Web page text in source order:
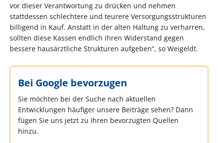
vor dieser Verantwortung zu drücken und nehmen
stattdessen schlechtere und teurere Versorgungsstrukturen
billigend in Kauf. Anstatt in der alten Haltung zu verharren,
sollten diese Kassen endlich ihren Widerstand gegen
bessere hausärztliche Strukturen aufgeben“, so Weigeldt.
Bei Google bevorzugen
Sie möchten bei der Suche nach aktuellen
Entwicklungen häufiger unsere Beiträge sehen? Dann
fügen Sie uns jetzt zu Ihren bevorzugten Quellen
hinzu.